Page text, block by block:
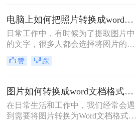
法，帮助你更高效地完成这一任务。
电脑上如何把照片转换成word文档？转换图片为Word文档的二大妙招！
日常工作中，有时候为了提取图片中
的文字，很多人都会选择将图片的内
容一个字一个字的录入到Word中，费
时费力不说，还总容易出错。其实想
还是有很多快速且好用的方法的，今
天就来教大家电脑上如何把照片转换
成word文档。
赞 踩
图片如何转换成word文档格式？分享三个转换方法！
在日常生活和工作中，我们经常会遇
到需要将图片转换为Word文档格式的